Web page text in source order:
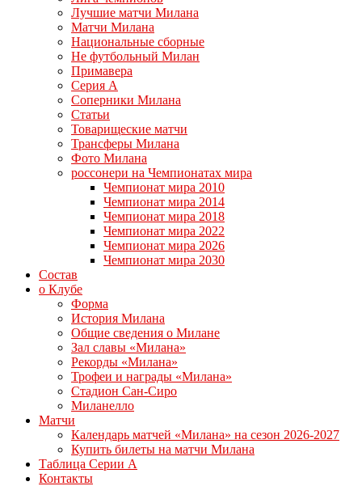
Лучшие матчи Милана
Матчи Милана
Национальные сборные
Не футбольный Милан
Примавера
Серия А
Соперники Милана
Статьи
Товарищеские матчи
Трансферы Милана
Фото Милана
россонери на Чемпионатах мира
Чемпионат мира 2010
Чемпионат мира 2014
Чемпионат мира 2018
Чемпионат мира 2022
Чемпионат мира 2026
Чемпионат мира 2030
Состав
о Клубе
Форма
История Милана
Общие сведения о Милане
Зал славы «Милана»
Рекорды «Милана»
Трофеи и награды «Милана»
Стадион Сан-Сиро
Миланелло
Матчи
Календарь матчей «Милана» на сезон 2026-2027
Купить билеты на матчи Милана
Таблица Серии А
Контакты